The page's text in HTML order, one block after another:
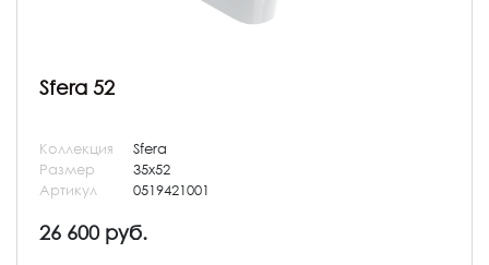
Sfera 52
Коллекция
Sfera
Размер
35x52
Артикул
0519421001
26 600 руб.